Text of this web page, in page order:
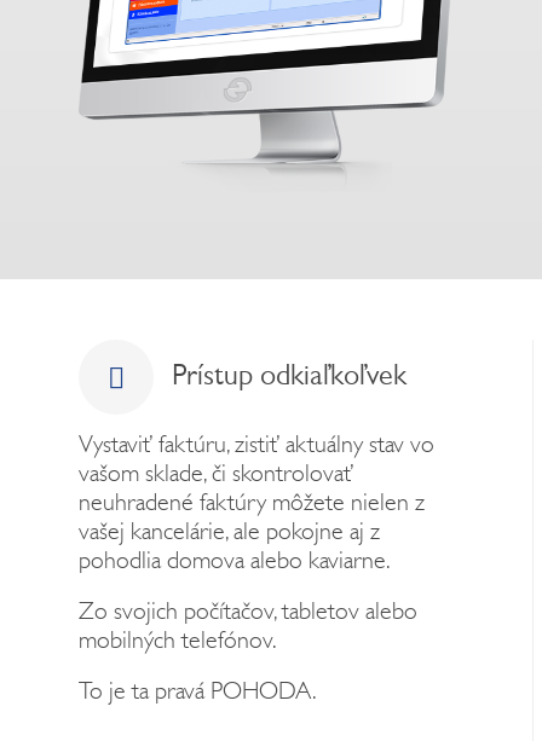
Prístup odkiaľkoľvek
Vystaviť faktúru, zistiť aktuálny stav vo
vašom sklade, či skontrolovať
neuhradené faktúry môžete nielen z
vašej kancelárie, ale pokojne aj z
pohodlia domova alebo kaviarne.
Zo svojich počítačov, tabletov alebo
mobilných telefónov.
To je ta pravá POHODA.